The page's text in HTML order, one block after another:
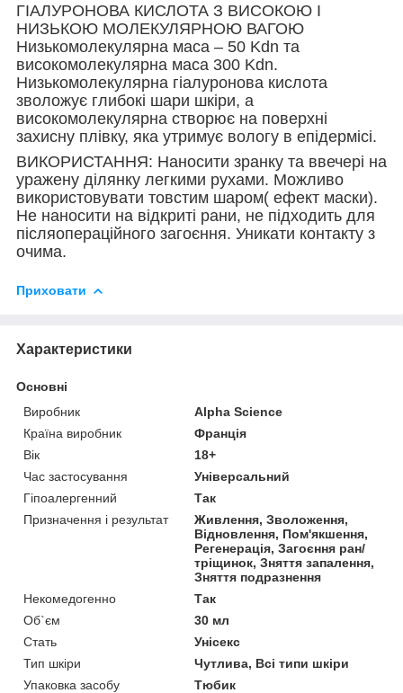
ГІАЛУРОНОВА КИСЛОТА З ВИСОКОЮ І
НИЗЬКОЮ МОЛЕКУЛЯРНОЮ ВАГОЮ
Низькомолекулярна маса – 50 Kdn та
високомолекулярна маса 300 Kdn.
Низькомолекулярна гіалуронова кислота
зволожує глибокі шари шкіри, а
високомолекулярна створює на поверхні
захисну плівку, яка утримує вологу в епідермісі.
ВИКОРИСТАННЯ: Наносити зранку та ввечері на
уражену ділянку легкими рухами. Можливо
використовувати товстим шаром( ефект маски).
Не наносити на відкриті рани, не підходить для
післяопераційного загоєння. Уникати контакту з
очима.
Приховати
Характеристики
Основні
Виробник
Alpha Science
Країна виробник
Франція
Вік
18+
Час застосування
Універсальний
Гіпоалергенний
Так
Призначення і результат
Живлення, Зволоження,
Відновлення, Пом'якшення,
Регенерація, Загоєння ран/
тріщинок, Зняття запалення,
Зняття подразнення
Некомедогенно
Так
Об`єм
30 мл
Стать
Унісекс
Тип шкіри
Чутлива, Всі типи шкіри
Упаковка засобу
Тюбик